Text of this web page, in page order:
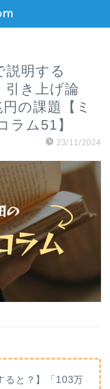
説明する
引き上げ論
の課題【ミ
ラム51】
23/11/2024
ると？】「103万